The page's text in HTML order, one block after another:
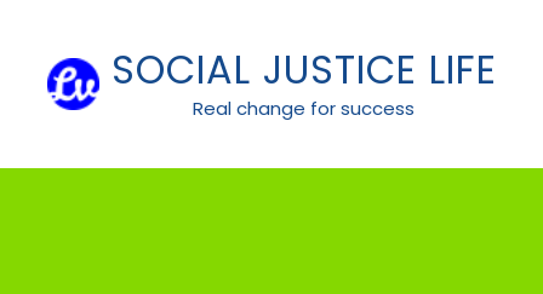
content
SOCIAL JUSTICE LIFE
Real change for success